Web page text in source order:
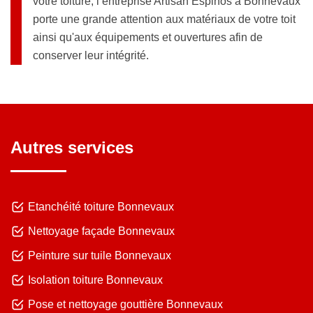
porte une grande attention aux matériaux de votre toit
ainsi qu'aux équipements et ouvertures afin de
conserver leur intégrité.
Autres services
Etanchéité toiture Bonnevaux
Nettoyage façade Bonnevaux
Peinture sur tuile Bonnevaux
Isolation toiture Bonnevaux
Pose et nettoyage gouttière Bonnevaux